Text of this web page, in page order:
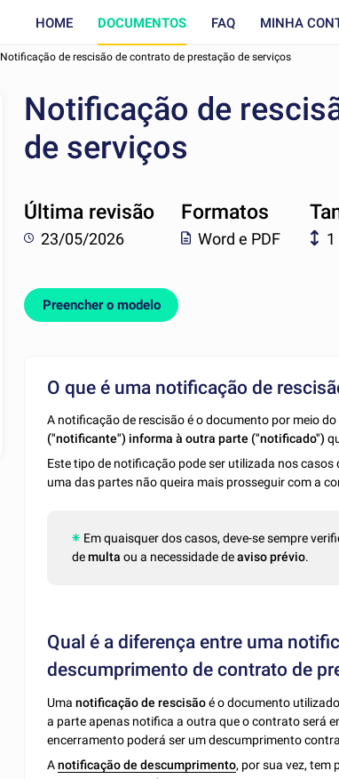
HOME DOCUMENTOS FAQ MINHA
Notificação de rescisão de contrato de prestação de serviços
Notificação de
de serviços
Última revisão
23/05/2026
Formatos
Word e PDF
Preencher o modelo
O que é uma notificação de
A notificação de rescisão é o documento por meio
("notificante") informa à outra parte ("notificado")
Este tipo de notificação pode ser utilizada nos
uma das partes não queira mais prosseguir com a
Em quaisquer dos casos, deve-se sempre
demulta ou a necessidade deaviso prévio.
Qual é a diferença entre uma
descumprimento de contrato de
Umanotificação de rescisãoé o documento
a parte apenas notifica a outra que o contrato será
encerramento poderá ser um descumprimento
Anotificação de descumprimento, por sua vez,